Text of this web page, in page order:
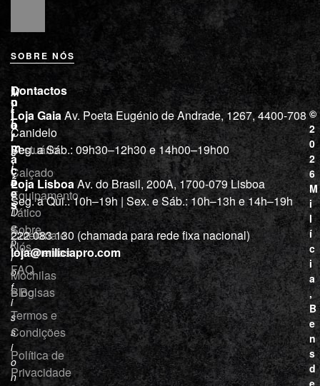
SOBRE NÓS
M
i
l
í
c
i
a
“
D
e
p
r
o
f
i
s
s
i
o
n
L
o
j
a
Vestuário
Calçado
Equipamento
Tático
Cutelaria e
ferramentas
Mochilas
e Bolsas
I
n
f
o
r
m
a
ç
õ
e
s
Sobre
Nós
FAQ
Blog
Termos e
Condições
Política de
Privacidade
Contactos
Loja GaiaAv. Poeta Eugénio de Andrade, 1267, 4400-708
Canidelo
Seg. a Sáb.: 09h30–12h30 e 14h00–19h00
Loja LisboaAv. do Brasil, 200A, 1700-079 Lisboa
Seg. a Qui.: 10h–19h | Sex. e Sáb.: 10h–13h e 14h–19h
222 083 130 (chamada para rede fixa nacional)
loja@miliciapro.com
©
2
0
2
6
M
i
l
í
c
i
a
,
B
e
n
s
d